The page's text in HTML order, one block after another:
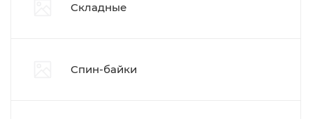
Складные
Спин-байки